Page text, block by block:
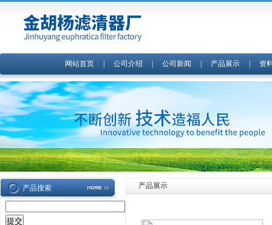
网站首页 公司介绍 公司新闻 产品展示 资
产品搜索 产品展示